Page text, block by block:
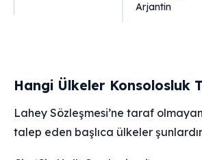
Arjantin
Hangi Ülkeler Konsolosluk
Lahey Sözleşmesi’ne taraf
talep eden başlıca ülkeler